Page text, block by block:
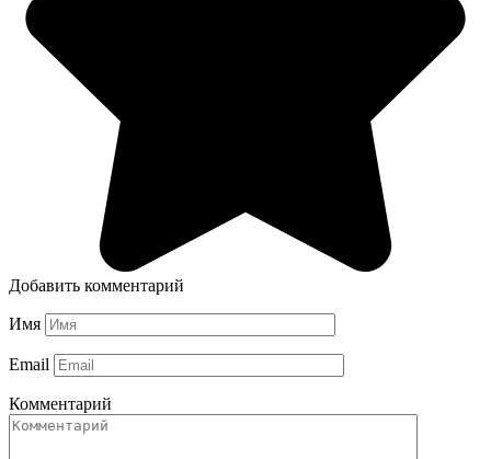
Добавить комментарий
Имя
Email
Комментарий